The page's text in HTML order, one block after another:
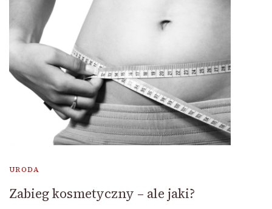
URODA
Zabieg kosmetyczny – ale jaki?